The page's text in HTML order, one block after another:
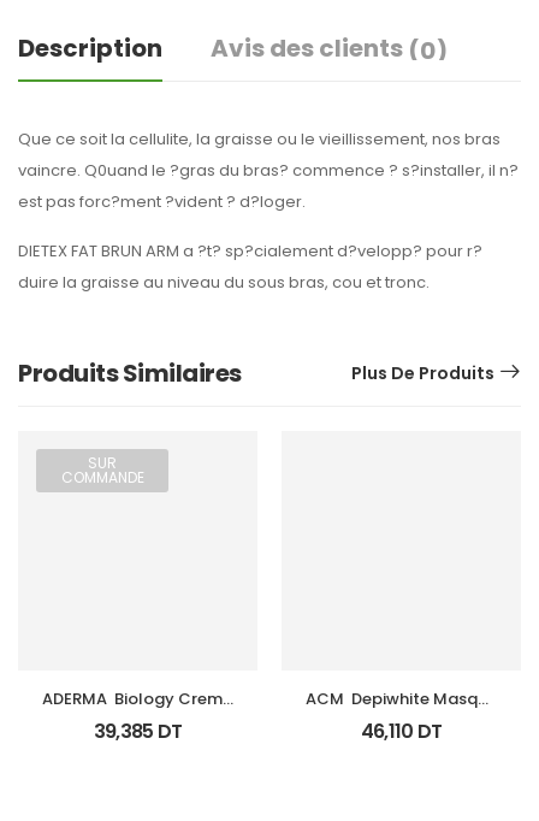
Description Avis des clients (0)
Que ce soit la cellulite, la graisse ou le vieillissement, nos bras
vaincre. Q0uand le ?gras du bras? commence ? s?installer, il n?
est pas forc?ment ?vident ? d?loger.
DIETEX FAT BRUN ARM a ?t? sp?cialement d?velopp? pour r?
duire la graisse au niveau du sous bras, cou et tronc.
Produits Similaires Plus De Produits
SUR
COMMANDE
ADERMA  Biology Creme
Legere Hyd Tb 0Ml
39,385 DT
ACM  Depiwhite Masque
Tb 40Ml
46,110 DT